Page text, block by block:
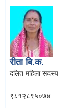
रीता बि.क.
दलित महिला सदस्य
९८१२८९५०७४